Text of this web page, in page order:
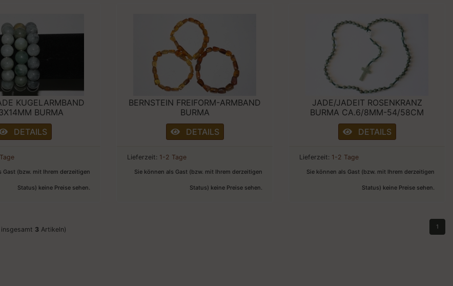
KUGELARMBAND
BURMA
DETAILS
Gast (bzw. mit Ihrem derzeitigen
Status) keine Preise sehen.
BERNSTEIN FREIFORM-ARMBAND
BURMA
DETAILS
Lieferzeit: 1-2 Tage
Sie können als Gast (bzw. mit Ihrem derzeitigen
Status) keine Preise sehen.
JADE/JADEIT ROSENKRANZ
BURMA CA.6/8MM-54/58CM
DETAILS
Lieferzeit: 1-2 Tage
Sie können als Gast (bzw. mit Ihrem derzeitigen
Status) keine Preise sehen.
3 Artikeln) 1